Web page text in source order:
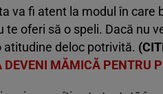
va fi atent la modul în care
te oferi să o speli. Dacă nu
atitudine deloc potrivită.
DEVENI MĂMICĂ PENTRU